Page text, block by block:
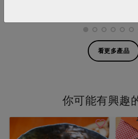
看更多產品
你可能有興趣